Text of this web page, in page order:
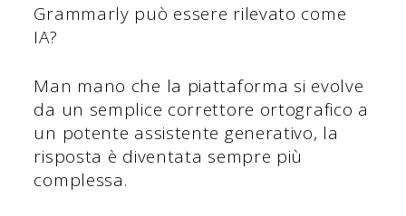
Grammarly può essere rilevato come
IA?
Man mano che la piattaforma si evolve
da un semplice correttore ortografico a
un potente assistente generativo, la
risposta è diventata sempre più
complessa.